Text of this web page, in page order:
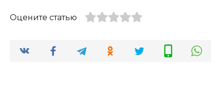
Оцените статью